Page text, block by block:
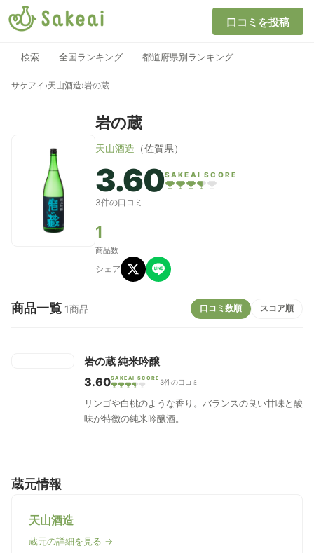
口コミを投稿
検索 全国ランキング 都道府県別ランキング
サケアイ ›天山酒造›岩の蔵
岩の蔵
天山酒造 （佐賀県）
3.60SAKEAI SCORE
3件の口コミ
1
商品数
シェア
商品一覧 1商品 口コミ数順 スコア順
岩の蔵 純米吟醸
3.60SAKEAI SCORE 3件の口コミ
リンゴや白桃のような香り。バランスの良い甘味と酸
味が特徴の純米吟醸酒。
蔵元情報
天山酒造
蔵元の詳細を見る →